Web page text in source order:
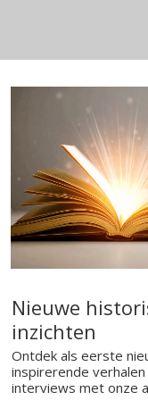
ARTIKELEN
Nieuwe
inzichten
Ontdek als eerste
inspirerende verhalen
interviews met onze